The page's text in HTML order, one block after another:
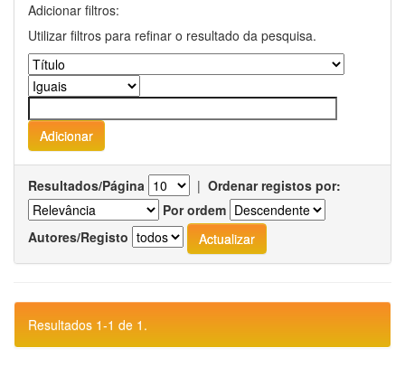
Adicionar filtros:
Utilizar filtros para refinar o resultado da pesquisa.
Resultados/Página | Ordenar registos por:
Por ordem
Autores/Registo
Resultados 1-1 de 1.